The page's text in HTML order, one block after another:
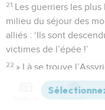
21 Les guerriers les
milieu du séjour des
alliés : ‘Ils sont
victimes de l’épée !’
22 » Là se trouve
de ses tombeaux. Tous
Leurs tombeaux ont
Versions